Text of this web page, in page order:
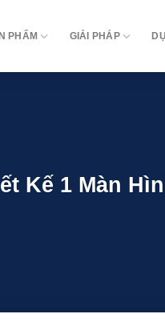
PHẨM GIẢI PHÁP
Kế 1 Màn